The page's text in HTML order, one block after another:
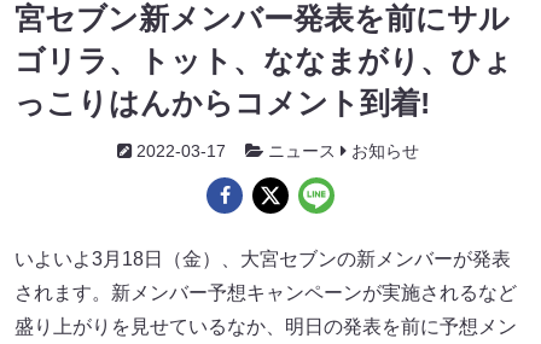
宮セブン新メンバー発表を前にサル
ゴリラ、トット、ななまがり、ひょ
っこりはんからコメント到着!
2022-03-17 ニュース お知らせ
いよいよ3月18日（金）、大宮セブンの新メンバーが発表
されます。新メンバー予想キャンペーンが実施されるなど
盛り上がりを見せているなか、明日の発表を前に予想メン